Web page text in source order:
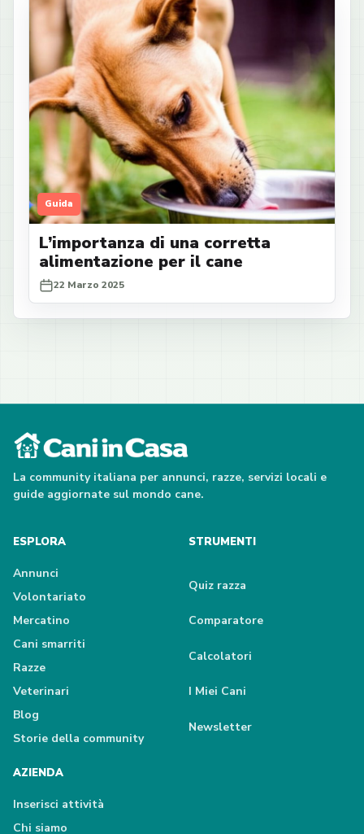
Guida
L’importanza di una corretta
alimentazione per il cane
22 Marzo 2025
La community italiana per annunci, razze, servizi locali e
guide aggiornate sul mondo cane.
ESPLORA
Annunci
Volontariato
Mercatino
Cani smarriti
Razze
Veterinari
Blog
Storie della community
STRUMENTI
Quiz razza
Comparatore
Calcolatori
I Miei Cani
Newsletter
AZIENDA
Inserisci attività
Chi siamo